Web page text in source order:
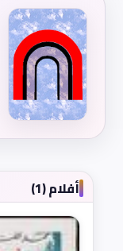
أفلام (1)